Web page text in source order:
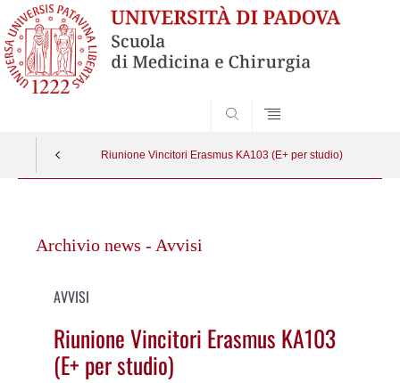
Riunione Vincitori Erasmus KA103 (E+ per studio)
contenutoArchivio news - Avvisi
AVVISI
Riunione Vincitori Erasmus KA103
(E+ per studio)